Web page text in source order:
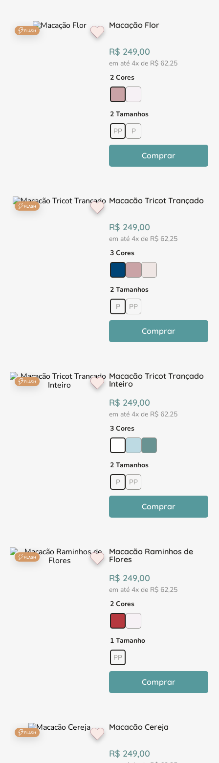
FLASH
Macação Flor
R$ 249,00
em até 4x de R$ 62,25
2 Cores
2 Tamanhos
PP
P
Comprar
FLASH
Macacão Tricot Trançado
R$ 249,00
em até 4x de R$ 62,25
3 Cores
2 Tamanhos
P
PP
Comprar
FLASH
Macacão Tricot Trançado
Inteiro
R$ 249,00
em até 4x de R$ 62,25
3 Cores
2 Tamanhos
P
PP
Comprar
FLASH
Macacão Raminhos de
Flores
R$ 249,00
em até 4x de R$ 62,25
2 Cores
1 Tamanho
PP
Comprar
FLASH
Macacão Cereja
R$ 249,00